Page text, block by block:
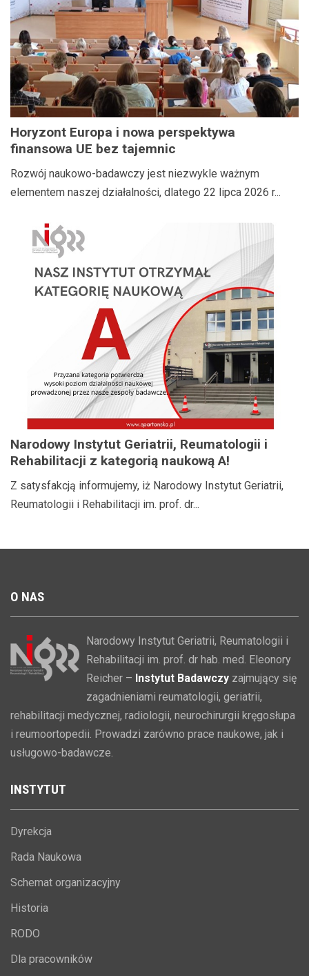
Horyzont Europa i nowa perspektywa
finansowa UE bez tajemnic
Rozwój naukowo-badawczy jest niezwykle ważnym
elementem naszej działalności, dlatego 22 lipca 2026 r...
Narodowy Instytut Geriatrii, Reumatologii i
Rehabilitacji z kategorią naukową A!
Z satysfakcją informujemy, iż Narodowy Instytut Geriatrii,
Reumatologii i Rehabilitacji im. prof. dr...
O NAS
Narodowy Instytut Geriatrii, Reumatologii i
Rehabilitacji im. prof. dr hab. med. Eleonory
Reicher – Instytut Badawczy zajmujący się
zagadnieniami reumatologii, geriatrii,
rehabilitacji medycznej, radiologii, neurochirurgii kręgosłupa
i reumoortopedii. Prowadzi zarówno prace naukowe, jak i
usługowo-badawcze.
INSTYTUT
Dyrekcja
Rada Naukowa
Schemat organizacyjny
Historia
RODO
Dla pracowników